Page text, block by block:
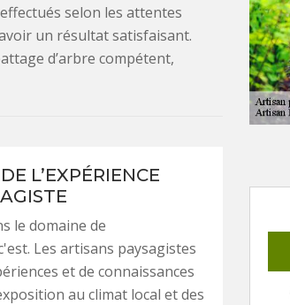
selon les attentes
un résultat satisfaisant.
d’arbre compétent,
L’EXPÉRIENCE
le domaine de
Les artisans paysagistes
et de connaissances
au climat local et des